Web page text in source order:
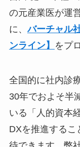
の元産業医が運
に、バーチャル
ンライン】
をプ
全国的に社内診
30年でおよそ半
いる「人的資本
DXを推進するこ